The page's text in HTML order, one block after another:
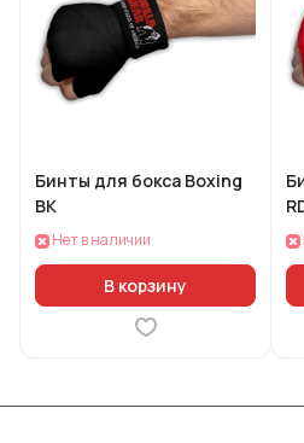
Бинты для бокса Boxing
BK
Нет в наличии
В корзину